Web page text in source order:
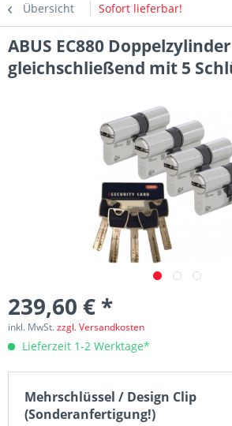
Übersicht Sofort lieferbar!
ABUS EC880
gleichschließend mit 5
239,60 € *
inkl. MwSt.zzgl. Versandkosten
Lieferzeit 1-2 Werktage*
Mehrschlüssel / Design Clip
(Sonderanfertigung!)